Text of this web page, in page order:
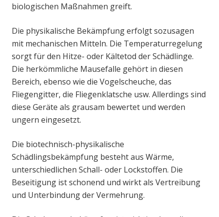
biologischen Maßnahmen greift.
Die physikalische Bekämpfung erfolgt sozusagen
mit mechanischen Mitteln. Die Temperaturregelung
sorgt für den Hitze- oder Kältetod der Schädlinge.
Die herkömmliche Mausefalle gehört in diesen
Bereich, ebenso wie die Vogelscheuche, das
Fliegengitter, die Fliegenklatsche usw. Allerdings sind
diese Geräte als grausam bewertet und werden
ungern eingesetzt.
Die biotechnisch-physikalische
Schädlingsbekämpfung besteht aus Wärme,
unterschiedlichen Schall- oder Lockstoffen. Die
Beseitigung ist schonend und wirkt als Vertreibung
und Unterbindung der Vermehrung.